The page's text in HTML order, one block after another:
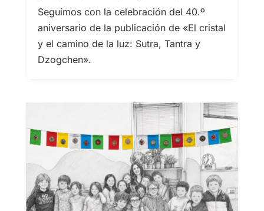
Seguimos con la celebración del 40.º
aniversario de la publicación de «El cristal
y el camino de la luz: Sutra, Tantra y
Dzogchen».